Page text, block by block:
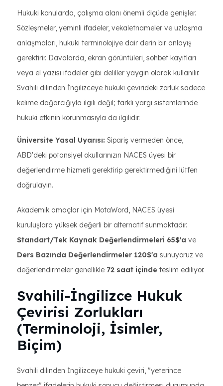
Hukuki konularda, çalışma alanı önemli ölçüde genişler.
Sözleşmeler, yeminli ifadeler, vekaletnameler ve uzlaşma
anlaşmaları, hukuki terminolojiye dair derin bir anlayış
gerektirir. Davalarda, ekran görüntüleri, sohbet kayıtları
veya el yazısı ifadeler gibi deliller yaygın olarak kullanılır.
Svahili dilinden İngilizceye hukuki çevirideki zorluk sadece
kelime dağarcığıyla ilgili değil; farklı yargı sistemlerinde
hukuki etkinin korunmasıyla da ilgilidir.
Üniversite Yasal Uyarısı: Sipariş vermeden önce,
ABD'deki potansiyel okullarınızın NACES üyesi bir
değerlendirme hizmeti gerektirip gerektirmediğini lütfen
doğrulayın.
Akademik amaçlar için MotaWord, NACES üyesi
kuruluşlara yüksek değerli bir alternatif sunmaktadır.
Standart/Tek Kaynak Değerlendirmeleri 65$'a ve
Ders Bazında Değerlendirmeler 120$'a sunuyoruz ve
değerlendirmeler genellikle 72 saat içinde teslim ediliyor.
Svahili-İngilizce Hukuk
Çevirisi Zorlukları
(Terminoloji, İsimler,
Biçim)
Svahili dilinden İngilizceye hukuki çeviri, "yeterince